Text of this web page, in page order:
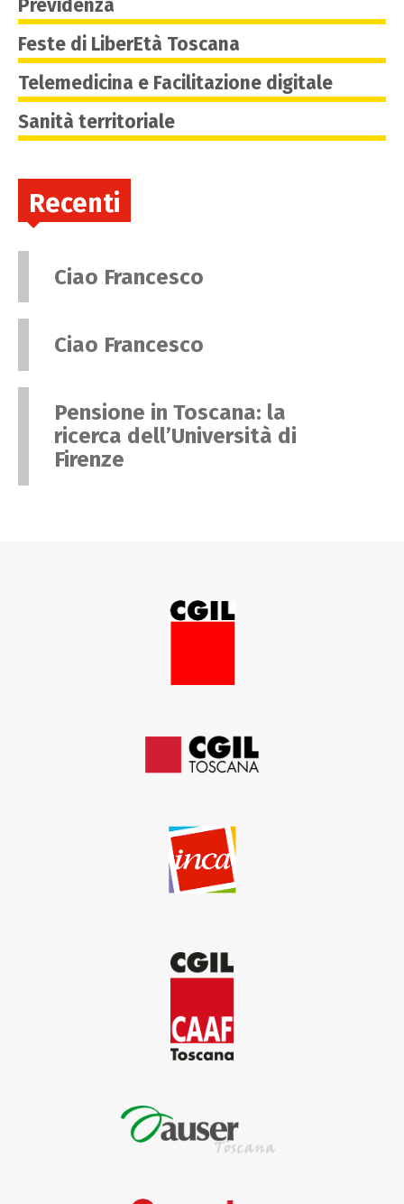
Previdenza
Feste di LiberEtà Toscana
Telemedicina e Facilitazione digitale
Sanità territoriale
Recenti
Ciao Francesco
Ciao Francesco
Pensione in Toscana: la
ricerca dell’Università di
Firenze